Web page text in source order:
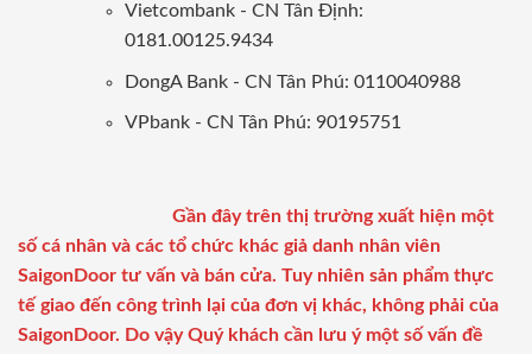
Vietcombank - CN Tân Định:
0181.00125.9434
DongA Bank - CN Tân Phú: 0110040988
VPbank - CN Tân Phú: 90195751
Gần đây trên thị trường xuất hiện một
số cá nhân và các tổ chức khác giả danh nhân viên
SaigonDoor tư vấn và bán cửa. Tuy nhiên sản phẩm thực
tế giao đến công trình lại của đơn vị khác, không phải của
SaigonDoor. Do vậy Quý khách cần lưu ý một số vấn đề